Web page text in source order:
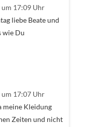
17:09 Uhr
liebe Beate und
wie Du
17:07 Uhr
meine Kleidung
Zeiten und nicht